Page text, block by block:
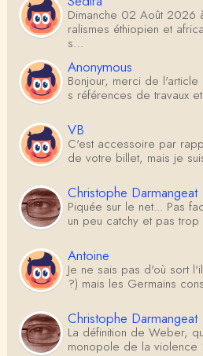
Dimanche 02 Août 2026
ralismes éthiopien et
s…
Anonymous
Bonjour, merci de
s références de travaux
VB
C'est accessoire par
de votre billet, mais je
Christophe Darmangeat
Piquée sur le net... Pas
un peu catchy et pas
Antoine
Je ne sais pas d'où sort
?) mais les Germains
Christophe Darmangeat
La définition de Weber,
monopole de la